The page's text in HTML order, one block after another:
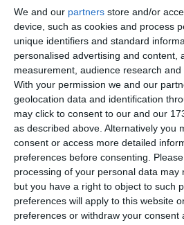
We and our partners store and/or
device, such as cookies and process
unique identifiers and standard
personalised advertising and content,
measurement, audience research
With your permission we and our
geolocation data and identification
may click to consent to our and our
as described above. Alternatively you
consent or access more detailed
preferences before consenting.
processing of your personal data may
but you have a right to object to such
preferences will apply to this website
preferences or withdraw your consent
compactare, nivelare, finisare,
protecție eroziune, demolare,
gropi de împrumut, depozite
nisip, piatră spartă, liant
strat de legătură BAD 22.4,
semnalizare și marcaje
indicatoare rutiere, podete,
servicii de proiectare tehnică
consultanță și dirigenție de
management al calității,
execuției
supraveghere și garanție,
management al contractului